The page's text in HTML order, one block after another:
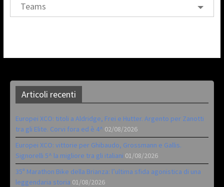
Teams
Articoli recenti
Europei XCO: titoli a Aldridge, Frei e Hutter. Argento per Zanotti
tra gli Elite. Corvi fora ed è 4^ 02/08/2026
Europei XCO: vittorie per Ghibaudo, Grossmann e Gallis.
Signorelli 5^ la migliore tra gli italiani 01/08/2026
35ª Marathon Bike della Brianza: l’ultima sfida agonistica di una
leggendaria storia 01/08/2026